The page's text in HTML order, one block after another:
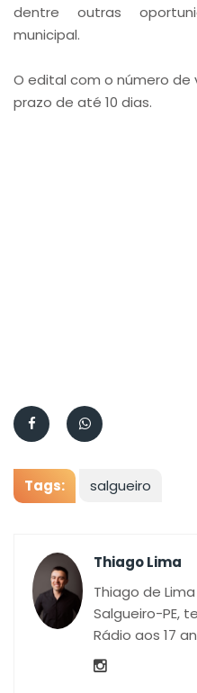
dentre outras
municipal.
O edital com o número de
prazo de até 10 dias.
Tags: salgueiro
Thiago Lima
Thiago de
Salgueiro-PE,
Rádio aos 17